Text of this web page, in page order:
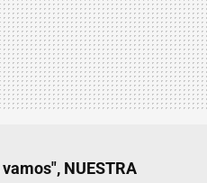
NUESTRA